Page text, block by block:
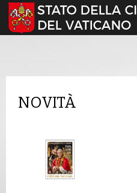
Seleziona la tua lingua
NOVITÀ